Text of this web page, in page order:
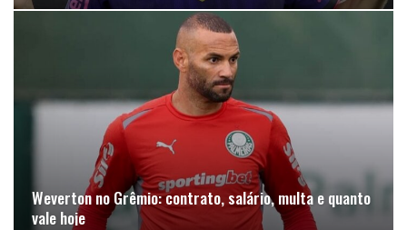
Weverton no Grêmio: contrato, salário, multa e quanto
vale hoje